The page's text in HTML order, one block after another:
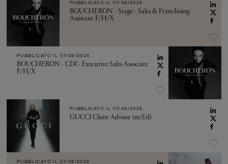
PUBBLICATO IL 07/08/2026
BOUCHERON - Stage - Sales & Franchising
Assistant F/H/X
PUBBLICATO IL 07/08/2026
BOUCHERON - CDI - Executive Sales Associate
F/H/X
PUBBLICATO IL 07/08/2026
GUCCI Client Advisor (m/f/d)
PUBBLICATO IL 07/08/2026